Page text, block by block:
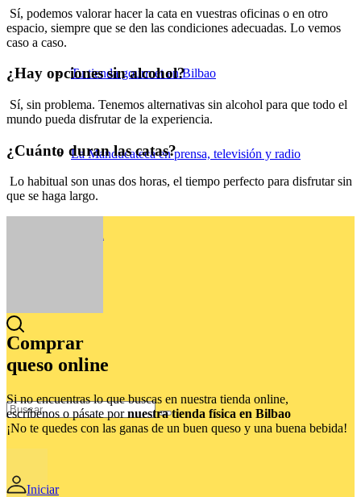
Tu tienda gourmet en Bilbao
La Manducateca en prensa, televisión y radio
Iniciar
Sí, podemos valorar hacer la cata en vuestras oficinas o en otro
espacio, siempre que se den las condiciones adecuadas. Lo vemos
caso a caso.
¿Hay opciones sin alcohol?
Sí, sin problema. Tenemos alternativas sin alcohol para que todo el
mundo pueda disfrutar de la experiencia.
¿Cuánto duran las catas?
Lo habitual son unas dos horas, el tiempo perfecto para disfrutar sin
que se haga largo.
Comprar
queso online
Si no encuentras lo que buscas en nuestra tienda online,
escríbenos o pásate pornuestra tienda física en Bilbao
¡No te quedes con las ganas de un buen queso y una buena bebida!